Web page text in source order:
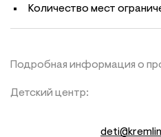
Количество мест
Подробная информация о
Детский центр: